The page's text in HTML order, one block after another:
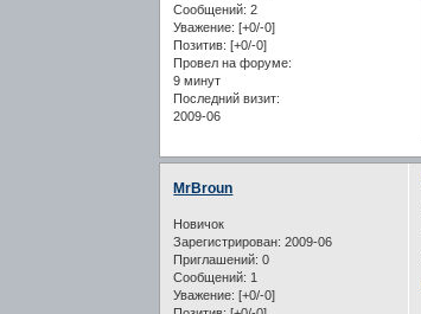
Сообщений: 2
Уважение: [+0/-0]
Позитив: [+0/-0]
Провел на форуме:
9 минут
Последний визит:
2009-06
MrBroun
Новичок
Зарегистрирован: 2009-06
Приглашений: 0
Сообщений: 1
Уважение: [+0/-0]